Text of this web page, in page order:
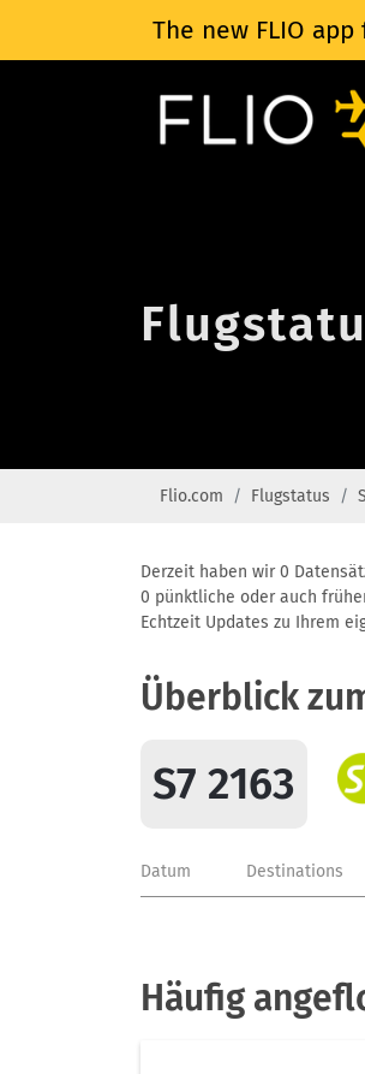
The new FLIO
Flio.com Flugstatus
Derzeit haben wir 0
0 pünktliche oder auch
Echtzeit Updates zu Ihrem
Überblick
S7 2163
Datum Destinations
Häufig